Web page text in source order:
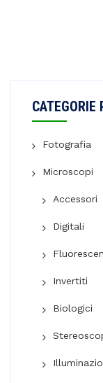
CATEGORIE
Fotografia
Microscopi
Accessori
Digitali
Invertiti
Biologici